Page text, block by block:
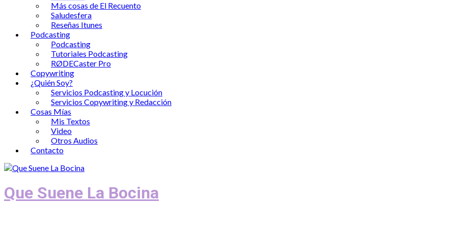
Más cosas de El Recuento
Saludesfera
Reseñas Itunes
Podcasting
Podcasting
Tutoriales Podcasting
RØDECaster Pro
Copywriting
¿Quién Soy?
Servicios Podcasting y Locución
Servicios Copywriting y Redacción
Cosas Mías
Mis Textos
Video
Otros Audios
Contacto
Que Suene La Bocina